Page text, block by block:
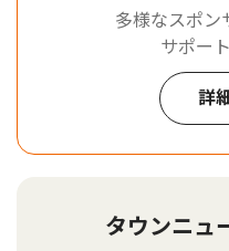
多様なスポン
サポー
詳
タウンニュ